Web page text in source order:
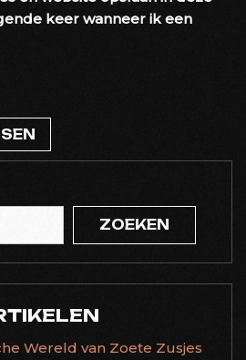
keer wanneer ik een
ZOEKEN
Wereld van Zoete Zusjes